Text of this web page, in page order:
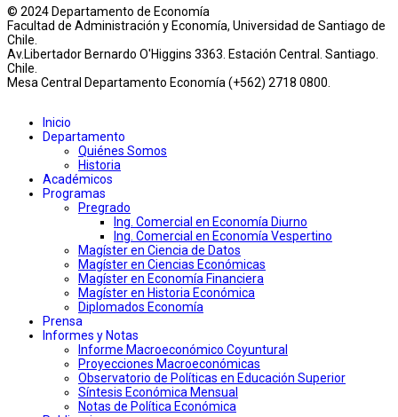
© 2024 Departamento de Economía
Facultad de Administración y Economía, Universidad de Santiago de
Chile.
Av.Libertador Bernardo O'Higgins 3363. Estación Central. Santiago.
Chile.
Mesa Central Departamento Economía (+562) 2718 0800.
Inicio
Departamento
Quiénes Somos
Historia
Académicos
Programas
Pregrado
Ing. Comercial en Economía Diurno
Ing. Comercial en Economía Vespertino
Magíster en Ciencia de Datos
Magíster en Ciencias Económicas
Magíster en Economía Financiera
Magíster en Historia Económica
Diplomados Economía
Prensa
Informes y Notas
Informe Macroeconómico Coyuntural
Proyecciones Macroeconómicas
Observatorio de Políticas en Educación Superior
Síntesis Económica Mensual
Notas de Política Económica